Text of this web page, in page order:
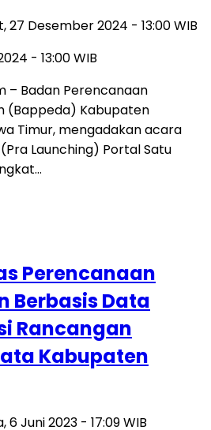
27 Desember 2024 - 13:00 WIB
- 13:00 WIB
– Badan Perencanaan
(Bappeda) Kabupaten
Timur, mengadakan acara
Launching) Portal Satu
Perencanaan
Berbasis Data
Rancangan
Kabupaten
6 Juni 2023 - 17:09 WIB